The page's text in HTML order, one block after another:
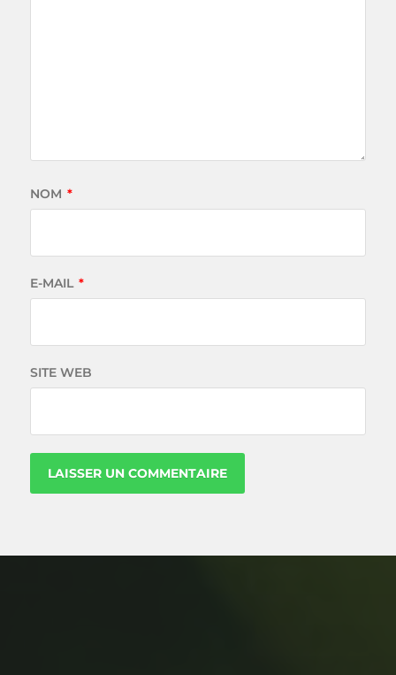
NOM *
E-MAIL *
SITE WEB